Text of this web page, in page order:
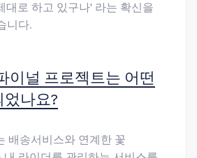
대로 하고 있구나' 라는 확신을
니다.
이널 프로젝트는 어떤
나요?
배송서비스와 연계한 꽃